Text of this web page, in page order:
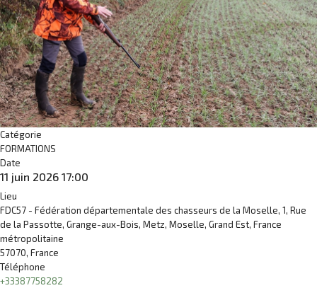
Catégorie
FORMATIONS
Date
11 juin 2026 17:00
Lieu
FDC57 - Fédération départementale des chasseurs de la Moselle, 1, Rue
de la Passotte, Grange-aux-Bois, Metz, Moselle, Grand Est, France
métropolitaine
57070, France
Téléphone
+33387758282